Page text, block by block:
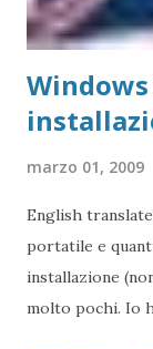
Windows
marzo 01, 2009
English
portatile e
installazione
molto pochi. Io